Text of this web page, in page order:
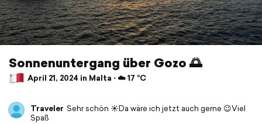
Sonnenuntergang über Gozo 🌅
April 21, 2024 in Malta ⋅ ☁️ 17 °C
Traveler Sehr schön ☀️Da wäre ich jetzt auch gerne 😉Viel
Spaß